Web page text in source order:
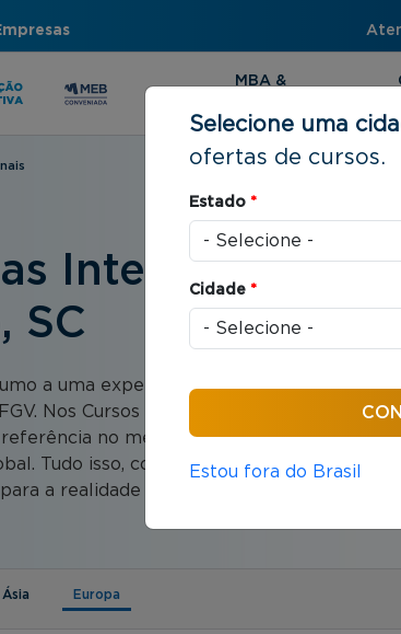
MBA &
Internacionais |
SC
a uma experiência internacional de
Nos Cursos FGV Internacionais você
no mercado mundial, além de
Tudo isso, com condições acessíveis e
a realidade brasileira.
Ásia Europa
Selecione uma
ofertas de cursos.
Estado *
Cidade *
Estou fora do Brasil